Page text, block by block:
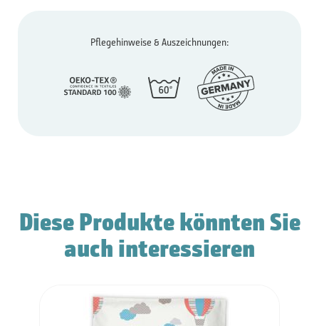
Pflegehinweise & Auszeichnungen:
Diese Produkte könnten Sie
auch interessieren